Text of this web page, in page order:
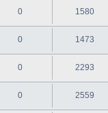
0 1580
0 1473
0 2293
0 2559